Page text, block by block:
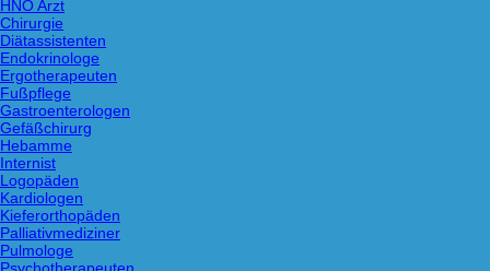
HNO Arzt
Chirurgie
Diätassistenten
Endokrinologe
Ergotherapeuten
Fußpflege
Gastroenterologen
Gefäßchirurg
Hebamme
Internist
Logopäden
Kardiologen
Kieferorthopäden
Palliativmediziner
Pulmologe